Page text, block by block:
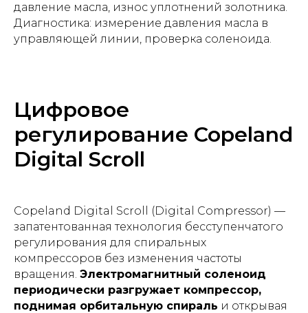
давление масла, износ уплотнений золотника.
Диагностика: измерение давления масла в
управляющей линии, проверка соленоида.
Цифровое
регулирование Copeland
Digital Scroll
Copeland Digital Scroll (Digital Compressor) —
запатентованная технология бесступенчатого
регулирования для спиральных
компрессоров без изменения частоты
вращения. Электромагнитный соленоид
периодически разгружает компрессор,
поднимая орбитальную спираль и открывая